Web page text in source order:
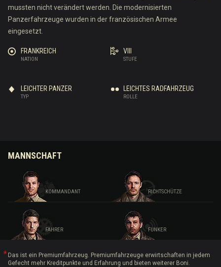
mussten nicht verändert werden. Die modernisierten
Panzerfahrzeuge wurden in der französischen Armee
eingesetzt.
NATION
FRANKREICH
STUFE
VIII
TYP
LEICHTER PANZER
ROLLE
LEICHTES RADFAHRZEUG
MANNSCHAFT
KOMMANDANT RICHTSCHÜTZE
FAHRER FUNKER
Das ist ein Premiumfahrzeug. Premiumfahrzeuge erwirtschaften in jedem
Gefecht mehr Kreditpunkte und Erfahrung und bieten weiterer Boni.